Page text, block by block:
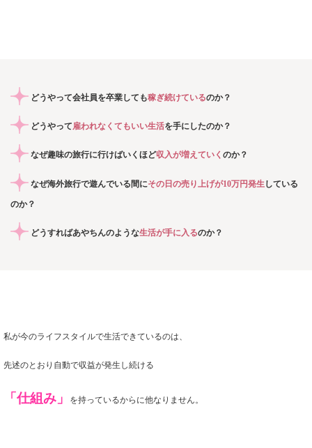
どうやって会社員を卒業しても稼ぎ続けているのか？
どうやって雇われなくてもいい生活を手にしたのか？
なぜ趣味の旅行に行けばいくほど収入が増えていく のか？
なぜ海外旅行で遊んでいる間にその日の売り上げが10万円発生している
のか？
どうすればあやちんのような生活が手に入るのか？
私が今のライフスタイルで生活できているのは、
先述のとおり自動で収益が発生し続ける
「仕組み」 を持っているからに他なりません。